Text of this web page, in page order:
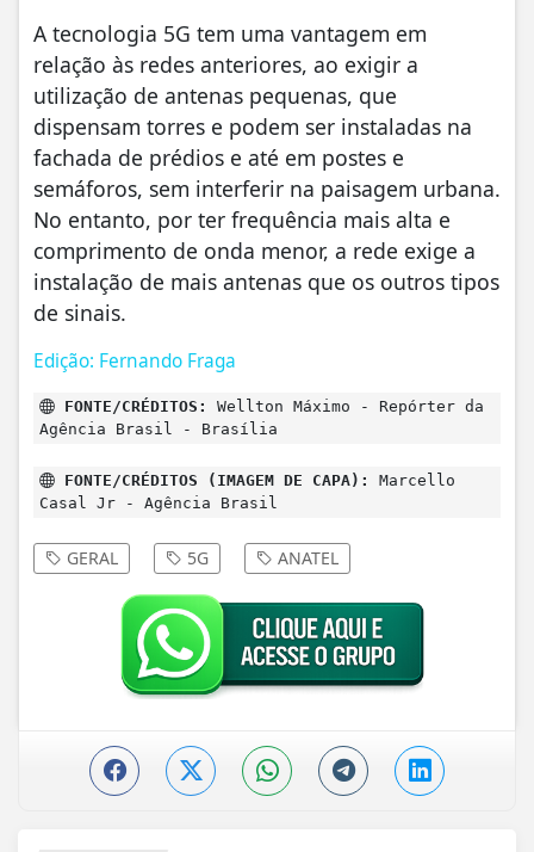
A tecnologia 5G tem uma vantagem em
relação às redes anteriores, ao exigir a
utilização de antenas pequenas, que
dispensam torres e podem ser instaladas na
fachada de prédios e até em postes e
semáforos, sem interferir na paisagem urbana.
No entanto, por ter frequência mais alta e
comprimento de onda menor, a rede exige a
instalação de mais antenas que os outros tipos
de sinais.
Edição: Fernando Fraga
FONTE/CRÉDITOS:
Wellton Máximo - Repórter da
Agência Brasil - Brasília
FONTE/CRÉDITOS (IMAGEM DE CAPA):
Marcello
Casal Jr - Agência Brasil
GERAL 5G ANATEL